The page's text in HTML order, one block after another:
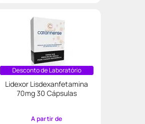
Desconto de Laboratório
Lidexor Lisdexanfetamina
70mg 30 Cápsulas
A partir de